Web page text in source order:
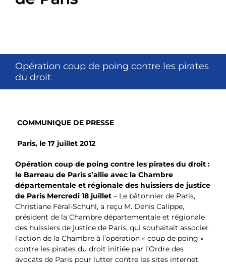
Opération coup de poing contre les pirates
du droit
COMMUNIQUE DE PRESSE
Paris, le 17 juillet 2012
Opération coup de poing contre les pirates du droit :
le Barreau de Paris s’allie avec la Chambre
départementale et régionale des huissiers de justice
de Paris Mercredi 18 juillet – Le bâtonnier de Paris,
Christiane Féral-Schuhl, a reçu M. Denis Calippe,
président de la Chambre départementale et régionale
des huissiers de justice de Paris, qui souhaitait associer
l’action de la Chambre à l’opération « coup de poing »
contre les pirates du droit initiée par l’Ordre des
avocats de Paris pour lutter contre les sites internet